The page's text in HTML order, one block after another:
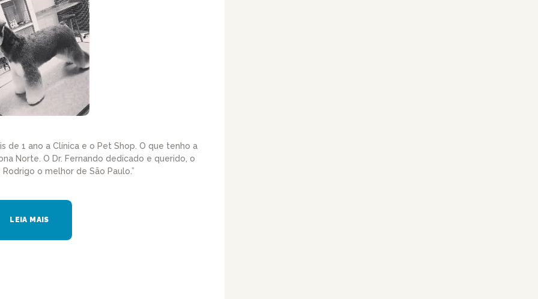
de 1 ano a Clínica e o Pet Shop. O que tenho a
Norte. O Dr. Fernando dedicado e querido, o
o melhor de São Paulo.”
LEIA MAIS